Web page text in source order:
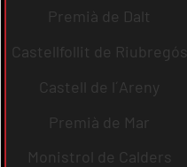
Premià de Dalt
Castellfollit de Riubregós
Castell de l´Areny
Premià de Mar
Monistrol de Calders